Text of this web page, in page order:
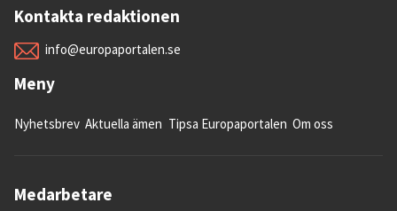
Kontakta redaktionen
info@europaportalen.se
Meny
Nyhetsbrev Aktuella ämen Tipsa Europaportalen Om oss
Medarbetare